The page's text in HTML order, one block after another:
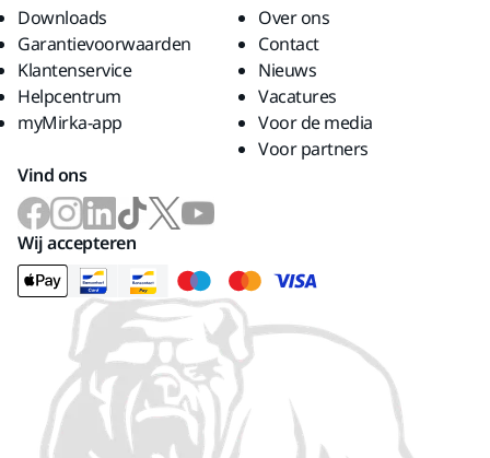
Downloads
Garantievoorwaarden
Klantenservice
Helpcentrum
myMirka-app
Over ons
Contact
Nieuws
Vacatures
Voor de media
Voor partners
Vind ons
Wij accepteren